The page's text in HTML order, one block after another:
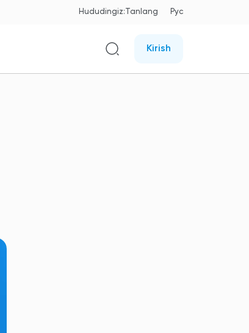
Hududingiz:Tanlang Рус
Kirish